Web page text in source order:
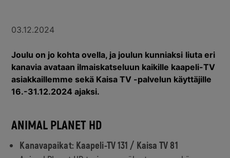
03.12.2024
Joulu on jo kohta ovella, ja joulun kunniaksi liuta eri
kanavia avataan ilmaiskatseluun kaikille kaapeli-TV
asiakkaillemme sekä Kaisa TV -palvelun käyttäjille
16.-31.12.2024 ajaksi.
ANIMAL PLANET HD
Kanavapaikat: Kaapeli-TV 131 / Kaisa TV 81